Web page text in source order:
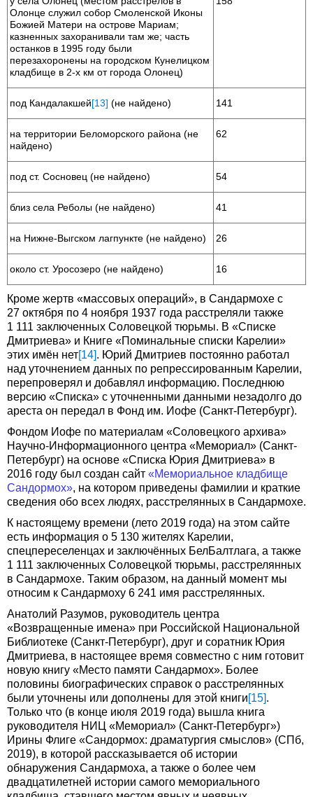
Олонце служил собор Смоленской Иконы
Божией Матери на острове Мариам;
казненных захоранивали там же; часть
останков в 1995 году были
перезахоронены на городском Кунелицком
кладбище в 2-х км от города Олонец)
под Кандалакшей [13] (не найдено) 141
на территории Беломорского района (не
найдено)
62
под ст. Сосновец (не найдено) 54
близ села Реболы (не найдено) 41
на Нижне-Выгском лагпункте (не найдено) 26
около ст. Уросозеро (не найдено) 16
Кроме жертв «массовых операций», в Сандармохе с
27 октября по 4 ноября 1937 года расстреляли также
1 111 заключенных Соловецкой тюрьмы. В «Списке
Дмитриева» и Книге «Поминальные списки Карелии»
этих имён нет[14]. Юрий Дмитриев постоянно работал
над уточнением данных по репрессированным Карелии,
перепроверял и добавлял информацию. Последнюю
версию «Списка» с уточненными данными незадолго до
ареста он передал в Фонд им. Иофе (Санкт-Петербург).
Фондом Иофе по материалам «Соловецкого архива»
Научно-Информационного центра «Мемориал» (Санкт-
Петербург) на основе «Списка Юрия Дмитриева» в
2016 году был создан сайт «Мемориальное кладбище
Сандормох», на котором приведены фамилии и краткие
сведения обо всех людях, расстрелянных в Сандармохе.
К настоящему времени (лето 2019 года) на этом сайте
есть информация о 5 130 жителях Карелии,
спецпереселенцах и заключённых БелБалтлага, а также
1 111 заключенных Соловецкой тюрьмы, расстрелянных
в Сандармохе. Таким образом, на данный момент мы
относим к Сандармоху 6 241 имя расстрелянных.
Анатолий Разумов, руководитель центра
«Возвращенные имена» при Российской Национальной
Библиотеке (Санкт-Петербург), друг и соратник Юрия
Дмитриева, в настоящее время совместно с ним готовит
новую книгу «Место памяти Сандармох». Более
половины биографических справок о расстрелянных
были уточнены или дополнены для этой книги[15].
Только что (в конце июля 2019 года) вышла книга
руководителя НИЦ «Мемориал» (Санкт-Петербург»)
Ирины Флиге «Сандормох: драматургия смыслов» (СПб,
2019), в которой рассказывается об истории
обнаружения Сандармоха, а также о более чем
двадцатилетней истории самого мемориального